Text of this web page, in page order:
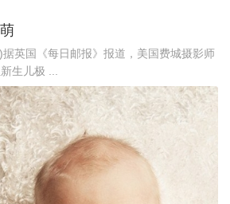
英国《每日邮报》报道，美国费城摄影师
生儿极 ...